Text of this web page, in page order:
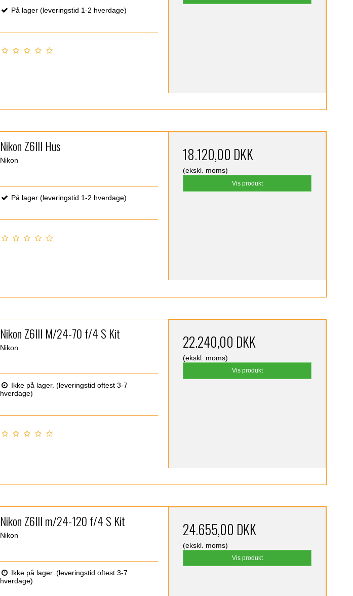
På lager (leveringstid 1-2 hverdage)
Nikon Z6III Hus
Nikon
På lager (leveringstid 1-2 hverdage)
18.120,00 DKK
(ekskl. moms)
Vis produkt
Nikon Z6III M/24-70 f/4 S Kit
Nikon
Ikke på lager. (leveringstid oftest 3-7
hverdage)
22.240,00 DKK
(ekskl. moms)
Vis produkt
Nikon Z6III m/24-120 f/4 S Kit
Nikon
Ikke på lager. (leveringstid oftest 3-7
hverdage)
24.655,00 DKK
(ekskl. moms)
Vis produkt